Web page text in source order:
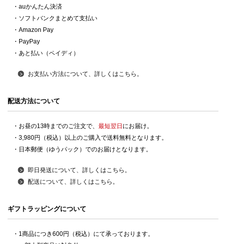
・auかんたん決済
・ソフトバンクまとめて支払い
・Amazon Pay
・PayPay
・あと払い（ペイディ）
お支払い方法について、詳しくはこちら。
配送方法について
・お昼の13時までのご注文で、 最短翌日 にお届け。
・3,980円（税込）以上のご購入で送料無料となります。
・日本郵便（ゆうパック）でのお届けとなります。
即日発送について、詳しくはこちら。
配送について、詳しくはこちら。
ギフトラッピングについて
・1商品につき600円（税込）にて承っております。